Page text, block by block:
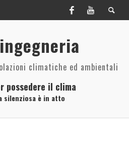
climatiche ed ambientali
possedere il clima
silenziosa è in atto